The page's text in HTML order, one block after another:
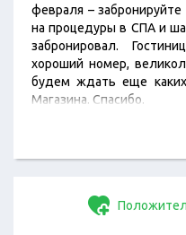
февраля –
на процедуры в СПА и
забронировал.
хороший номер,
будем ждать еще
Магазина. Спасибо.